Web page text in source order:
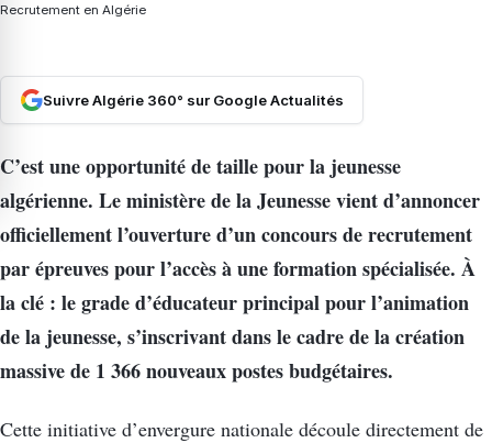
Recrutement en Algérie
Suivre Algérie 360° sur Google Actualités
C’est une opportunité de taille pour la jeunesse
algérienne. Le ministère de la Jeunesse vient d’annoncer
officiellement l’ouverture d’un concours de recrutement
par épreuves pour l’accès à une formation spécialisée. À
la clé : le grade d’éducateur principal pour l’animation
de la jeunesse, s’inscrivant dans le cadre de la création
massive de 1 366 nouveaux postes budgétaires.
Cette initiative d’envergure nationale découle directement de